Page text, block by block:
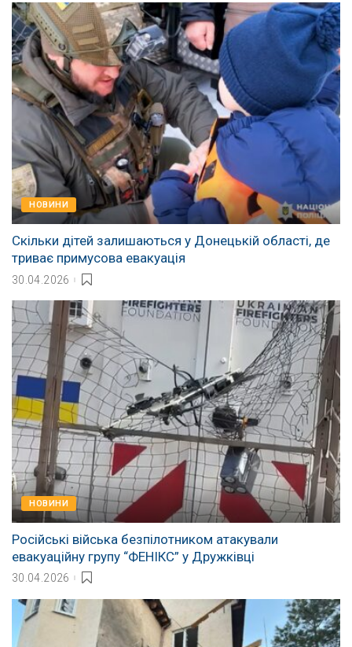
НОВИНИ
Скільки дітей залишаються у Донецькій області, де
триває примусова евакуація
30.04.2026
НОВИНИ
Російські війська безпілотником атакували
евакуаційну групу “ФЕНІКС” у Дружківці
30.04.2026